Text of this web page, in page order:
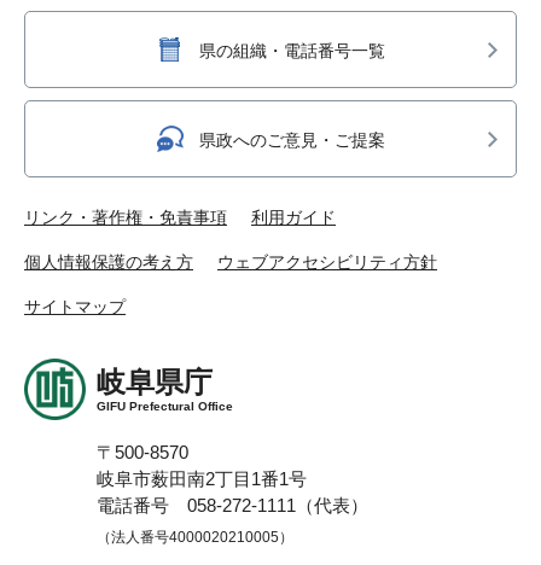
県の組織・電話番号一覧
県政へのご意見・ご提案
リンク・著作権・免責事項 利用ガイド
個人情報保護の考え方 ウェブアクセシビリティ方針
サイトマップ
岐阜県庁
GIFU Prefectural Office
〒500-8570
岐阜市薮田南2丁目1番1号
電話番号 058-272-1111（代表）
（法人番号4000020210005）